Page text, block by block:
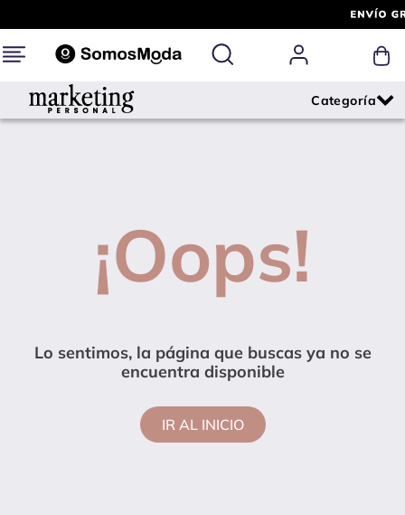
¡Oops!
Lo sentimos, la página que buscas ya no se
encuentra disponible
IR AL INICIO